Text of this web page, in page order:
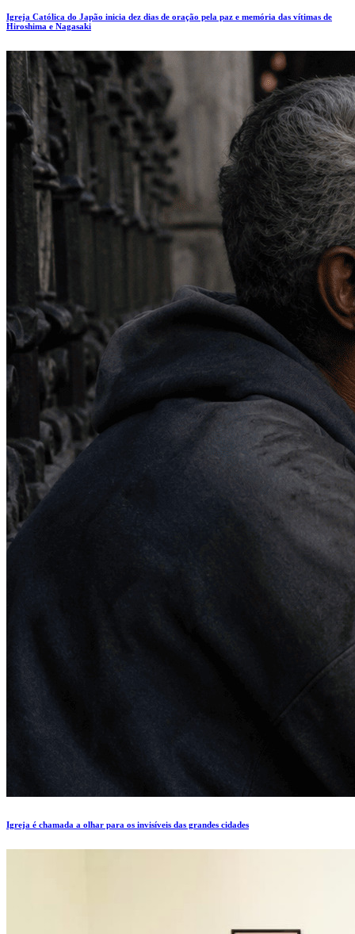
Igreja Católica do Japão inicia dez dias de oração pela paz e memória das vítimas de
Hiroshima e Nagasaki
Igreja é chamada a olhar para os invisíveis das grandes cidades